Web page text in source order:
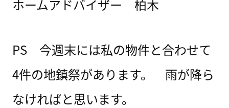
ホームアドバイザー 柏木
PS 今週末には私の物件と合わせて
4件の地鎮祭があります。 雨が降ら
なければと思います。